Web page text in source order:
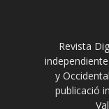
Revista
y
publicació